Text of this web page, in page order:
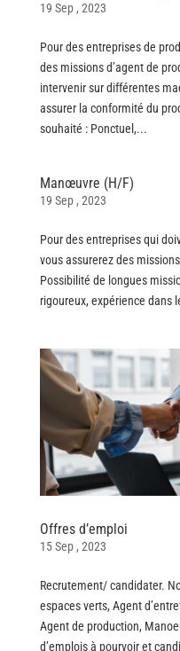
19 Sep , 2023
Pour des entreprises de
des missions d’agent de
intervenir sur différentes
assurer la conformité du
souhaité : Ponctuel,...
Manœuvre (H/F)
19 Sep , 2023
Pour des entreprises qui
vous assurerez des
Possibilité de longues
rigoureux, expérience dans
Offres d’emploi
15 Sep , 2023
Recrutement/ candidater.
espaces verts, Agent
Agent de production,
d’emplois à pourvoir et